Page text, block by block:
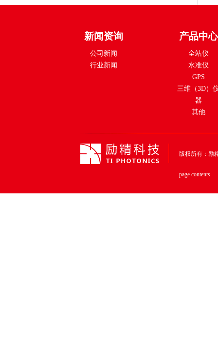
新闻资询
公司新闻
行业新闻
产品中心
全站仪
水准仪
GPS
三维（3D）
器
其他
版权所有：励
page contents